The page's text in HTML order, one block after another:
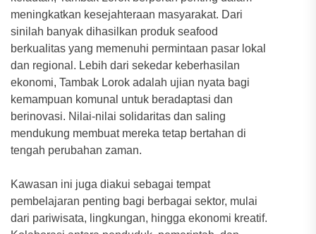
meningkatkan kesejahteraan masyarakat. Dari
sinilah banyak dihasilkan produk seafood
berkualitas yang memenuhi permintaan pasar lokal
dan regional. Lebih dari sekedar keberhasilan
ekonomi, Tambak Lorok adalah ujian nyata bagi
kemampuan komunal untuk beradaptasi dan
berinovasi. Nilai-nilai solidaritas dan saling
mendukung membuat mereka tetap bertahan di
tengah perubahan zaman.
Kawasan ini juga diakui sebagai tempat
pembelajaran penting bagi berbagai sektor, mulai
dari pariwisata, lingkungan, hingga ekonomi kreatif.